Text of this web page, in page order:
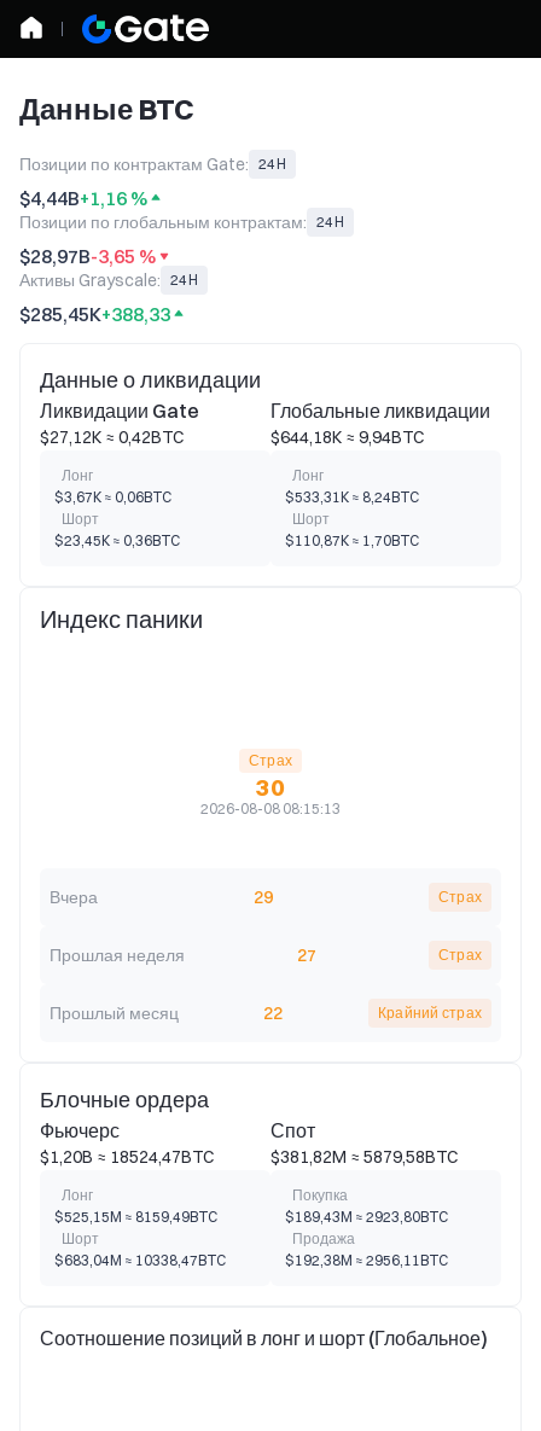
Данные BTC
Позиции по контрактам Gate: 24H
$4,44B+1,16 %
Позиции по глобальным контрактам: 24H
$28,97B-3,65 %
Активы Grayscale: 24H
$285,45K+388,33
Данные о ликвидации
Ликвидации Gate
$27,12K ≈ 0,42BTC
Лонг
$3,67K ≈ 0,06BTC
Шорт
$23,45K ≈ 0,36BTC
Глобальные ликвидации
$644,18K ≈ 9,94BTC
Лонг
$533,31K ≈ 8,24BTC
Шорт
$110,87K ≈ 1,70BTC
Индекс паники
Страх
30
2026-08-08 08:15:13
Вчера 29 Страх
Прошлая неделя 27 Страх
Прошлый месяц 22 Крайний страх
Блочные ордера
Фьючерс
$1,20B ≈ 18524,47BTC
Лонг
$525,15M ≈ 8159,49BTC
Шорт
$683,04M ≈ 10338,47BTC
Спот
$381,82M ≈ 5879,58BTC
Покупка
$189,43M ≈ 2923,80BTC
Продажа
$192,38M ≈ 2956,11BTC
Соотношение позиций в лонг и шорт (Глобальное)